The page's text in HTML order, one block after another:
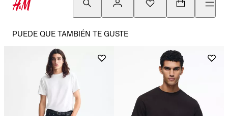
PUEDE QUE TAMBIÉN TE GUSTE